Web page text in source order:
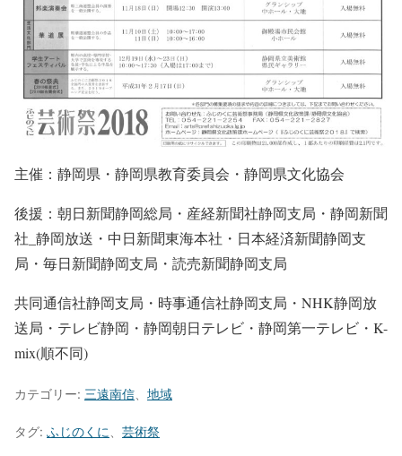
主催：静岡県・静岡県教育委員会・静岡県文化協会
後援：朝日新聞静岡総局・産経新聞社静岡支局・静岡新聞
社_静岡放送・中日新聞東海本社・日本経済新聞静岡支
局・毎日新聞静岡支局・読売新聞静岡支局
共同通信社静岡支局・時事通信社静岡支局・NHK静岡放
送局・テレビ静岡・静岡朝日テレビ・静岡第一テレビ・K-
mix(順不同)
カテゴリー: 三遠南信 地域
タグ: ふじのくに 芸術祭